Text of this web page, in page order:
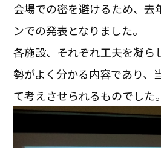
会場での密を避けるため、去
ンでの発表となりました。
各施設、それぞれ工夫を凝ら
勢がよく分かる内容であり、
て考えさせられるものでした。